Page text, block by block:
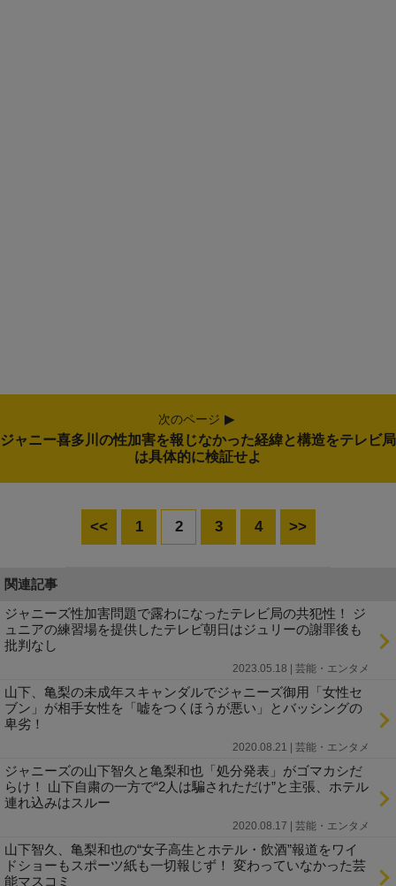
次のページ
ジャニー喜多川の性加害を報じなかった経緯と構造をテレビ局
は具体的に検証せよ
<< 1 2 3 4 >>
関連記事
ジャニーズ性加害問題で露わになったテレビ局の共犯性！ ジ
ュニアの練習場を提供したテレビ朝日はジュリーの謝罪後も
批判なし
2023.05.18 | 芸能・エンタメ
山下、亀梨の未成年スキャンダルでジャニーズ御用「女性セ
ブン」が相手女性を「嘘をつくほうが悪い」とバッシングの
卑劣！
2020.08.21 | 芸能・エンタメ
ジャニーズの山下智久と亀梨和也「処分発表」がゴマカシだ
らけ！ 山下自粛の一方で“2人は騙されただけ”と主張、ホテル
連れ込みはスルー
2020.08.17 | 芸能・エンタメ
山下智久、亀梨和也の“女子高生とホテル・飲酒”報道をワイ
ドショーもスポーツ紙も一切報じず！ 変わっていなかった芸
能マスコミ